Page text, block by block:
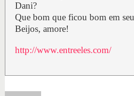
Dani?
Que bom que ficou bom em
Beijos, amore!
http://www.entreeles.com/